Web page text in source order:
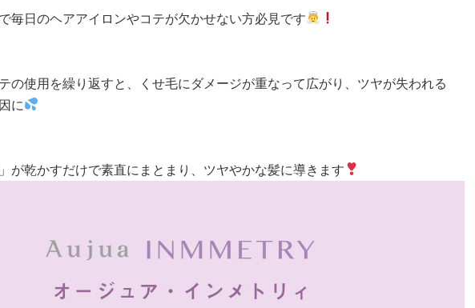
毎日のヘアアイロンやコテが欠かせない方必見です
の使用を繰り返すと、くせ毛にダメージが重なって広がり、ツヤが失われる
に
が乾かすだけで素直にまとまり、ツヤやかな髪に導きます